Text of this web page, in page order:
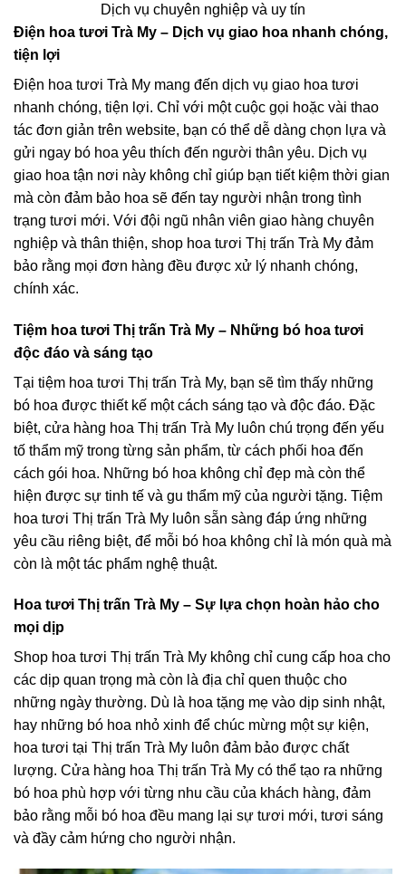
Dịch vụ chuyên nghiệp và uy tín
Điện hoa tươi Trà My – Dịch vụ giao hoa nhanh chóng,
tiện lợi
Điện hoa tươi Trà My mang đến dịch vụ giao hoa tươi
nhanh chóng, tiện lợi. Chỉ với một cuộc gọi hoặc vài thao
tác đơn giản trên website, bạn có thể dễ dàng chọn lựa và
gửi ngay bó hoa yêu thích đến người thân yêu. Dịch vụ
giao hoa tận nơi này không chỉ giúp bạn tiết kiệm thời gian
mà còn đảm bảo hoa sẽ đến tay người nhận trong tình
trạng tươi mới. Với đội ngũ nhân viên giao hàng chuyên
nghiệp và thân thiện, shop hoa tươi Thị trấn Trà My đảm
bảo rằng mọi đơn hàng đều được xử lý nhanh chóng,
chính xác.
Tiệm hoa tươi Thị trấn Trà My – Những bó hoa tươi
độc đáo và sáng tạo
Tại tiệm hoa tươi Thị trấn Trà My, bạn sẽ tìm thấy những
bó hoa được thiết kế một cách sáng tạo và độc đáo. Đặc
biệt, cửa hàng hoa Thị trấn Trà My luôn chú trọng đến yếu
tố thẩm mỹ trong từng sản phẩm, từ cách phối hoa đến
cách gói hoa. Những bó hoa không chỉ đẹp mà còn thể
hiện được sự tinh tế và gu thẩm mỹ của người tặng. Tiệm
hoa tươi Thị trấn Trà My luôn sẵn sàng đáp ứng những
yêu cầu riêng biệt, để mỗi bó hoa không chỉ là món quà mà
còn là một tác phẩm nghệ thuật.
Hoa tươi Thị trấn Trà My – Sự lựa chọn hoàn hảo cho
mọi dịp
Shop hoa tươi Thị trấn Trà My không chỉ cung cấp hoa cho
các dịp quan trọng mà còn là địa chỉ quen thuộc cho
những ngày thường. Dù là hoa tặng mẹ vào dịp sinh nhật,
hay những bó hoa nhỏ xinh để chúc mừng một sự kiện,
hoa tươi tại Thị trấn Trà My luôn đảm bảo được chất
lượng. Cửa hàng hoa Thị trấn Trà My có thể tạo ra những
bó hoa phù hợp với từng nhu cầu của khách hàng, đảm
bảo rằng mỗi bó hoa đều mang lại sự tươi mới, tươi sáng
và đầy cảm hứng cho người nhận.